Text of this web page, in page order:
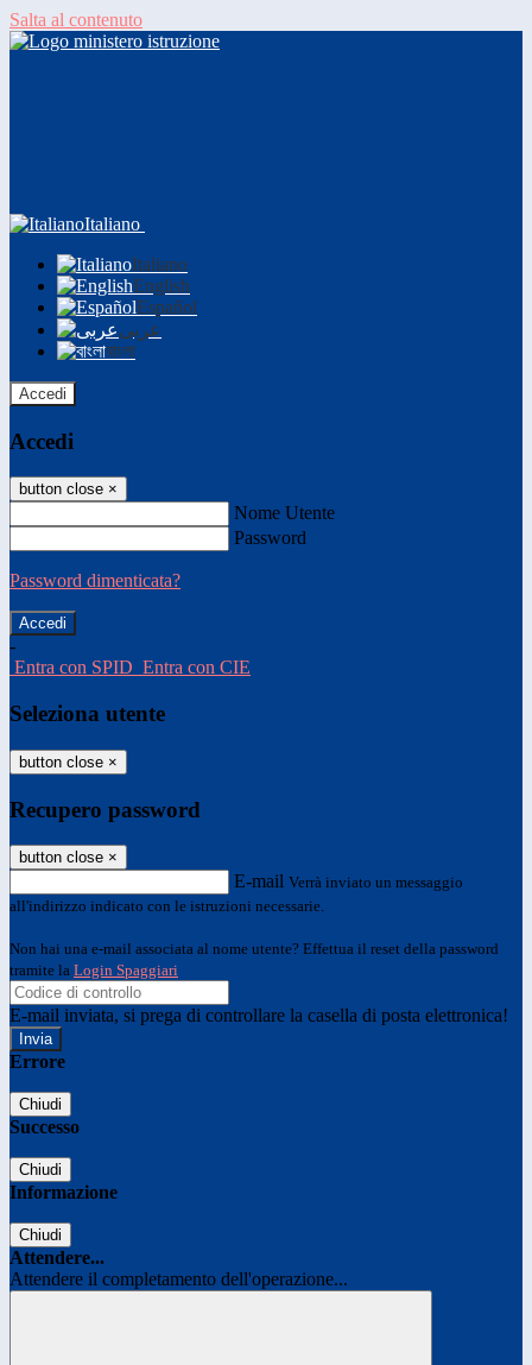
Salta al contenuto
Italiano
Italiano
English
Español
عربى
বাংলা
Accedi
Accedi
button close ×
Nome Utente
Password
Password dimenticata?
-
Entra con SPID Entra con CIE
Seleziona utente
button close ×
Recupero password
button close ×
E-mail Verrà inviato un messaggio
all'indirizzo indicato con le istruzioni necessarie.
Non hai una e-mail associata al nome utente? Effettua il reset della password
tramite la Login Spaggiari
E-mail inviata, si prega di controllare la casella di posta elettronica!
Errore
Chiudi
Successo
Chiudi
Informazione
Chiudi
Attendere...
Attendere il completamento dell'operazione...